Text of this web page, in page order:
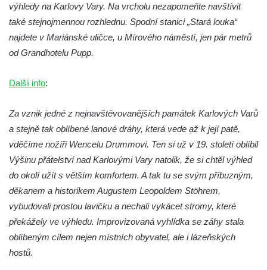
výhledy na Karlovy Vary. Na vrcholu nezapomeňte navštívit
také stejnojmennou rozhlednu. Spodní stanici „Stará louka“
najdete v Mariánské uličce, u Mírového náměstí, jen pár metrů
od Grandhotelu Pupp.
Další info:
Za vznik jedné z nejnavštěvovanějších památek Karlových Varů
a stejně tak oblíbené lanové dráhy, která vede až k její patě,
vděčíme nožíři Wencelu Drummovi. Ten si už v 19. století oblíbil
Výšinu přátelství nad Karlovými Vary natolik, že si chtěl výhled
do okolí užít s větším komfortem. A tak tu se svým příbuzným,
děkanem a historikem Augustem Leopoldem Stöhrem,
vybudovali prostou lavičku a nechali vykácet stromy, které
překážely ve výhledu. Improvizovaná vyhlídka se záhy stala
oblíbeným cílem nejen místních obyvatel, ale i lázeňských
hostů.